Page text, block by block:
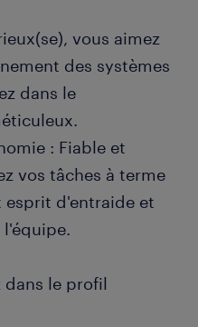
vous aimez
des systèmes
dans le
: Fiable et
vos tâches à terme
d'entraide et
l'équipe.
dans le profil